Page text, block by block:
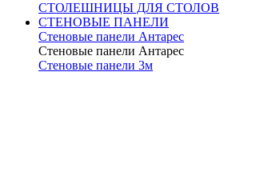
СТОЛЕШНИЦЫ ДЛЯ СТОЛОВ
СТЕНОВЫЕ ПАНЕЛИ
Стеновые панели Антарес
Стеновые панели Антарес
Стеновые панели 3м